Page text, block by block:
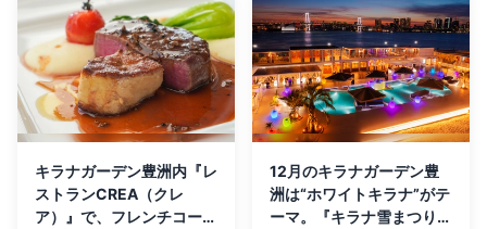
キラナガーデン豊洲内『レ
ストランCREA（クレ
ア）』で、フレンチコース
12月のキラナガーデン豊
洲は“ホワイトキラナ”がテ
ーマ。『キラナ雪まつり』